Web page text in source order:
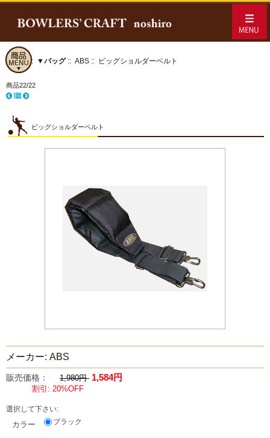
ホーム:: ▼バッグ:: ABS :: ビッグショルダーベルト
商品22/22
ビッグショルダーベルト
メーカー: ABS
販売価格： 1,980円 1,584円
割引: 20%OFF
選択して下さい:
カラー ブラック